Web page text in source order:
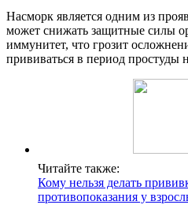
Насморк является одним из
может снижать защитные силы
иммунитет, что грозит
прививаться в период простуды
Читайте также:
Кому нельзя делать
противопоказания у